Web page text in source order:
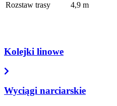
Rozstaw trasy
4,9 m
Kolejki linowe
Wyciągi narciarskie